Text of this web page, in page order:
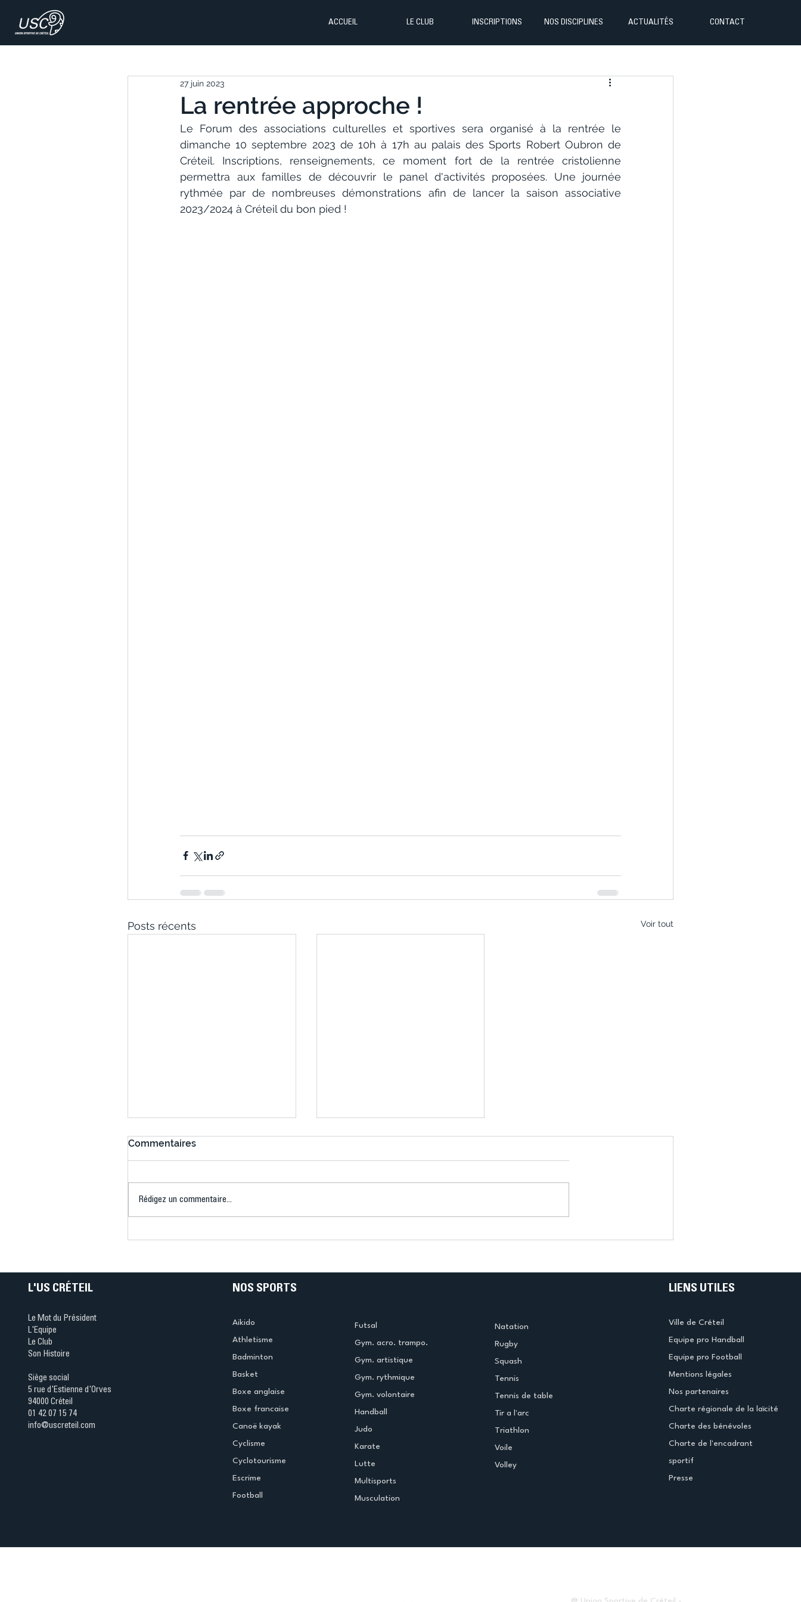
ACCUEIL LE CLUB INSCRIPTIONS NOS DISCIPLINES ACTUALITÉS CONTACT
La rentrée approche !
27 juin 2023
Le Forum des associations culturelles et sportives sera organisé à la rentrée le
dimanche 10 septembre 2023 de 10h à 17h au palais des Sports Robert Oubron de
Créteil. Inscriptions, renseignements, ce moment fort de la rentrée cristolienne
permettra aux familles de découvrir le panel d'activités proposées. Une journée
rythmée par de nombreuses démonstrations afin de lancer la saison associative
2023/2024 à Créteil du bon pied !
Posts récents Voir tout
Ping ? Quand le tennis de
termine la saison en
Commentaires
Rédigez un commentaire...
L'US CRÉTEIL
Le Mot du Président
L'Equipe
Le Club
Son Histoire
Siège social
5 rue d'Estienne d'Orves
94000 Créteil
01 42 07 15 74
info@uscreteil.com
NOS SPORTS
Aikido
Athletisme
Badminton
Basket
Boxe anglaise
Boxe francaise
Canoë kayak
Cyclisme
Cyclotourisme
Escrime
Football
Futsal
Gym. acro. trampo.
Gym. artistique
Gym. rythmique
Gym. volontaire
Handball
Judo
Karate
Lutte
Multisports
Musculation
Natation
Rugby
Squash
Tennis
Tennis de table
Tir a l'arc
Triathlon
Voile
Volley
LIENS UTILES
Ville de Créteil
Equipe pro Handball
Equipe pro Football
Mentions légales
Nos partenaires
Charte régionale de la laïcité
Charte des bénévoles
Charte de l'encadrant
sportif
Presse